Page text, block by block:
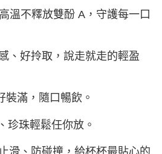
溫不釋放雙酚 A，守護每一口
、好拎取，說走就走的輕盈
裝滿，隨口暢飲。
珍珠輕鬆任你放。
滑、防碰撞，給杯杯最貼心的